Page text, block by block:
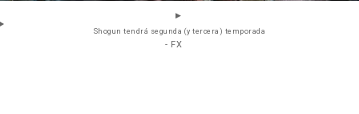
Shogun tendrá segunda (y tercera) temporada
- FX